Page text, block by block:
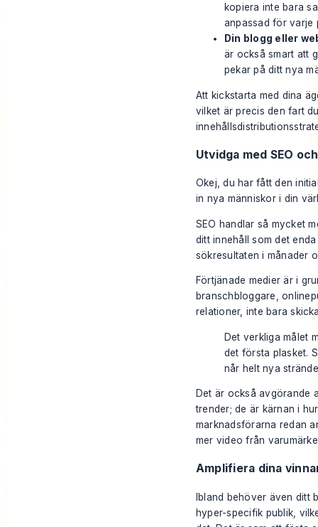
kopiera inte bara
anpassad för varje
Din blogg eller
är också smart att
pekar på ditt nya
Att kickstarta med dina
vilket är precis den fart
Utvidga med SEO
Okej, du har fått den
in nya människor i din
SEO handlar så mycket
ditt innehåll som det
sökresultaten i månader
Förtjänade medier är i
branschbloggare,
relationer, inte bara
Det verkliga målet
det första plasket.
når helt nya
Det är också avgörande
trender; de är kärnan i
marknadsförarna redan
mer video från
Amplifiera dina
Ibland behöver även ditt
hyper-specifik publik,